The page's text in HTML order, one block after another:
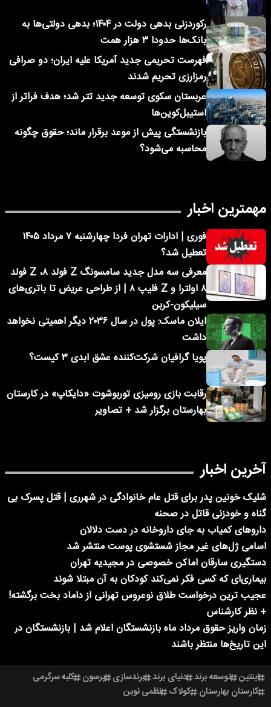
رکوردزنی بدهی دولت در ۱۴۰۴؛ بدهی دولتی‌ها به
بانک‌ها حدودا ۳ هزار همت
فهرست تحریمی جدید آمریکا علیه ایران؛ دو صرافی
رمزارزی تحریم شدند
عربستان سکوی توسعه جدید تتر شد؛ هدف فراتر از
استیبل‌کوین‌ها
بازنشستگی پیش از موعد برقرار ماند؛ حقوق چگونه
محاسبه می‌شود؟
مهمترین اخبار
فوری | ادارات تهران فردا چهارشنبه ۷ مرداد ۱۴۰۵
تعطیل شد؟
معرفی سه مدل جدید سامسونگ Z فولد ۸، Z فولد
۸ اولترا و Z فلیپ ۸ | از طراحی عریض تا باتری‌های
سیلیکون-کربن
ایلان ماسک: پول در سال ۲۰۳۶ دیگر اهمیتی نخواهد
داشت
پویا گرافیان شرکت‌کننده عشق ابدی ۳ کیست؟
رقابت بازی رومیزی توربوشوت «دایکاپ» در کارستان
بهارستان برگزار شد + تصاویر
آخرین اخبار
شلیک خونین پدر برای قتل عام خانوادگی در شهرری | قتل پسرک بی
گناه و خودزنی قاتل در صحنه
داروهای کمیاب به جای داروخانه در دست دلالان
اسامی ژل‌های غیر مجاز شستشوی پوست منتشر شد
دستگیری سارقان اماکن خصوصی در مجیدیه تهران
بیماری‌ای که کسی فکر نمی‌کند کودکان به آن مبتلا شوند
عجیب ترین درخواست طلاق نوعروس تهرانی از داماد بخت برگشته!
+ نظر کارشناس
زمان واریز حقوق مرداد ماه بازنشستگان اعلام شد | بازنشستگان در
این تاریخ‌ها منتظر باشند
اینتین توسعه برند دنیای برند برندسازی پرسون کلبه سرگرمی
کارستان بهارستان کولاک نظمی نوین